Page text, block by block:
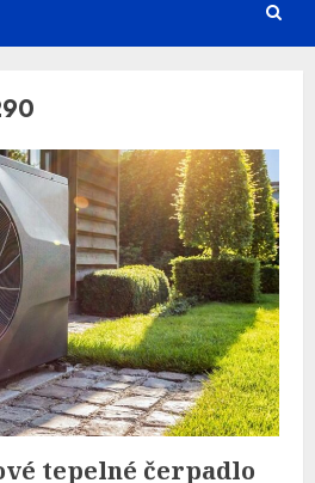
tepelné čerpadlo